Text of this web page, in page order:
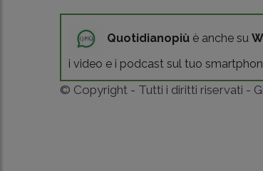
Quotidianopiù è anche su
i video e i podcast sul tuo
© Copyright - Tutti i diritti riservati -